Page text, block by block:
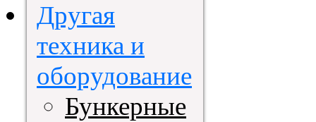
Другая
техника и
оборудование
Бункерные